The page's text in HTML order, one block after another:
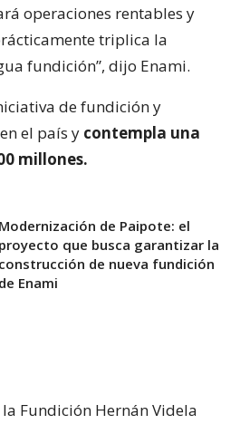
operaciones rentables y
triplica la
fundición”, dijo Enami.
de fundición y
el país y contempla una
millones.
Modernización de Paipote: el
proyecto que busca garantizar la
construcción de nueva fundición
de Enami
Fundición Hernán Videla